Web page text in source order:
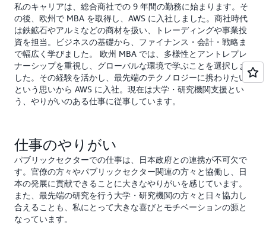
私のキャリアは、総合商社での 9 年間の勤務に始まります。そ
の後、欧州で MBA を取得し、AWS に入社しました。商社時代
は鉄鉱石やアルミなどの商材を扱い、トレーディングや事業投
資を担当。ビジネスの基礎から、ファイナンス・会計・戦略ま
で幅広く学びました。 欧州 MBA では、多様性とアントレプレ
ナーシップを重視し、グローバルな環境で学ぶことを選択しま
した。その経験を活かし、最先端のテクノロジーに携わりたい
という思いから AWS に入社。現在は大学・研究機関支援とい
う、やりがいのある仕事に従事しています。
仕事のやりがい
パブリックセクターでの仕事は、日本政府との連携が不可欠で
す。官僚の方々やパブリックセクター関連の方々と協働し、日
本の発展に貢献できることに大きなやりがいを感じています。
また、最先端の研究を行う大学・研究機関の方々と日々協力し
合えることも、私にとって大きな喜びとモチベーションの源と
なっています。